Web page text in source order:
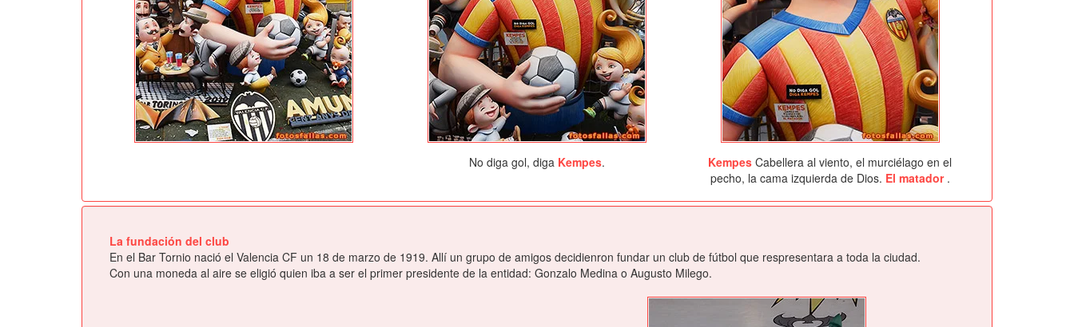
No diga gol, diga Kempes. Kempes Cabellera al viento, el murciélago en el
pecho, la cama izquierda de Dios. El matador .
La fundación del club
En el Bar Tornio nació el Valencia CF un 18 de marzo de 1919. Allí un grupo de amigos decidienron fundar un club de fútbol que respresentara a toda la ciudad.
Con una moneda al aire se eligió quien iba a ser el primer presidente de la entidad: Gonzalo Medina o Augusto Milego.